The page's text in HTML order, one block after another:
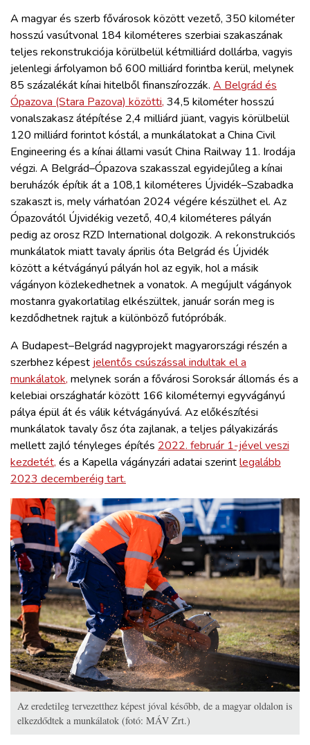
A magyar és szerb fővárosok között vezető, 350 kilométer
hosszú vasútvonal 184 kilométeres szerbiai szakaszának
teljes rekonstrukciója körülbelül kétmilliárd dollárba, vagyis
jelenlegi árfolyamon bő 600 milliárd forintba kerül, melynek
85 százalékát kínai hitelből finanszírozzák. A Belgrád és
Ópazova (Stara Pazova) közötti, 34,5 kilométer hosszú
vonalszakasz átépítése 2,4 milliárd jüant, vagyis körülbelül
120 milliárd forintot kóstál, a munkálatokat a China Civil
Engineering és a kínai állami vasút China Railway 11. Irodája
végzi. A Belgrád–Ópazova szakasszal egyidejűleg a kínai
beruházók építik át a 108,1 kilométeres Újvidék–Szabadka
szakaszt is, mely várhatóan 2024 végére készülhet el. Az
Ópazovától Újvidékig vezető, 40,4 kilométeres pályán
pedig az orosz RZD International dolgozik. A rekonstrukciós
munkálatok miatt tavaly április óta Belgrád és Újvidék
között a kétvágányú pályán hol az egyik, hol a másik
vágányon közlekedhetnek a vonatok. A megújult vágányok
mostanra gyakorlatilag elkészültek, január során meg is
kezdődhetnek rajtuk a különböző futópróbák.
A Budapest–Belgrád nagyprojekt magyarországi részén a
szerbhez képest jelentős csúszással indultak el a
munkálatok, melynek során a fővárosi Soroksár állomás és a
kelebiai országhatár között 166 kilométernyi egyvágányú
pálya épül át és válik kétvágányúvá. Az előkészítési
munkálatok tavaly ősz óta zajlanak, a teljes pályakizárás
mellett zajló tényleges építés 2022. február 1-jével veszi
kezdetét, és a Kapella vágányzári adatai szerintlegalább
2023 decemberéig tart.
Az eredetileg tervezetthez képest jóval később, de a magyar oldalon is
elkezdődtek a munkálatok (fotó: MÁV Zrt.)